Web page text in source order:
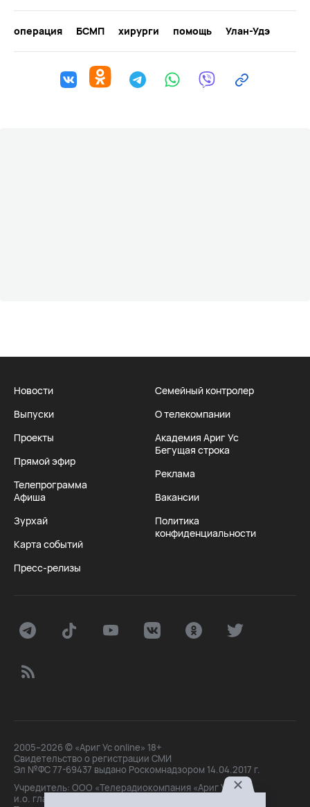
операция БСМП хирурги помощь Улан-Удэ
Новости
Выпуски
Проекты
Прямой эфир
Телепрограмма
Афиша
Зурхай
Карта событий
Пресс-релизы
Семейный контролер
О телекомпании
Академия Ариг Ус
Бегущая строка
Реклама
Вакансии
Политика
конфиденциальности
2005–2026 © «Ариг Ус online» 18+
Свидетельство о регистрации СМИ
Эл №ФС 77-69437 выдано Роскомнадзором 14.04.2017 г.
Учредитель: ООО «Телерадиокомпания «Ариг Ус»,
и.о. главного редактора: Маханова О.Б.